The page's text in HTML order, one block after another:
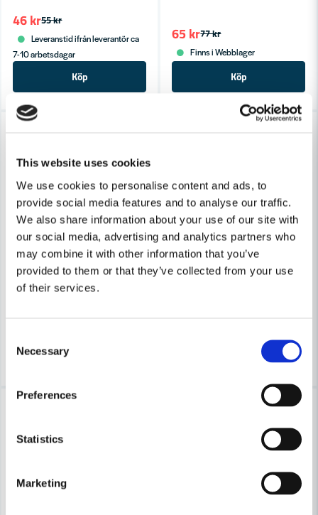
This website uses cookies
We use cookies to personalise content and ads, to
provide social media features and to analyse our traffic.
We also share information about your use of our site with
our social media, advertising and analytics partners who
may combine it with other information that you’ve
provided to them or that they’ve collected from your use
of their services.
Selection
Necessary
Preferences
Statistics
Marketing
55 kr
46 kr
Leveranstid ifrån leverantör ca
7-10 arbetsdagar
Köp
77 kr
65 kr
Finns i Webblager
Köp
HABO
Habo Gångjärn 1705 Galv SB
68 kr
57 kr
HABO
Habo Gångjärn 1165
-16%